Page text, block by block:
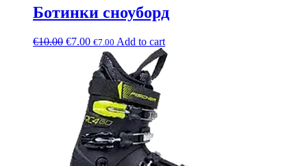
Ботинки сноуборд
€10.00 €7.00 €7.00 Add to cart